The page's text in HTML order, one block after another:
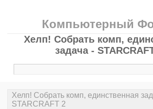
Компьютерный
Хелп! Собрать комп,
задача -
Хелп! Собрать комп, единственная
STARCRAFT 2